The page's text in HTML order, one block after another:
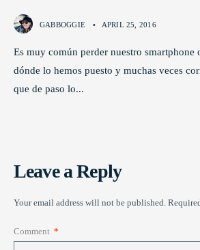
GABBOGGIE • APRIL 25, 2016
Es muy común perder nuestro
dónde lo hemos puesto y muchas veces
que de paso lo...
Leave a Reply
Your email address will not be published.
Comment *